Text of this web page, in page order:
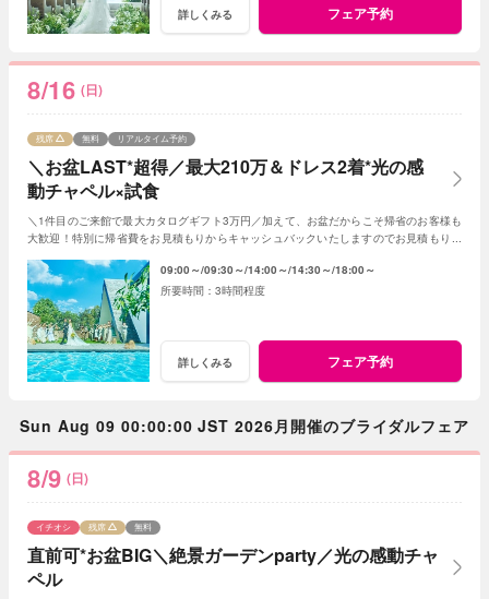
詳しくみる フェア予約
8/16 (日)
＼お盆LAST*超得／最大210万＆ドレス2着*光の感
動チャペル×試食
残席 無料 リアルタイム予約
＼1件目のご来館で最大カタログギフト3万円／加えて、お盆だからこそ帰省のお客様も
大歓迎！特別に帰省費をお見積もりからキャッシュバックいたしますのでお見積もり作
09:00～ 09:30～ 14:00～ 14:30～ 18:00～
3時間程度
詳しくみる フェア予約
Sun Aug 09 00:00:00 JST 2026月開催のブライダルフェア
8/9 (日)
直前可*お盆BIG＼絶景ガーデンparty／光の感動チャ
ペル
イチオシ 残席 無料